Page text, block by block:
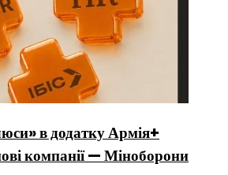
в додатку Армія+
компанії — Міноборони